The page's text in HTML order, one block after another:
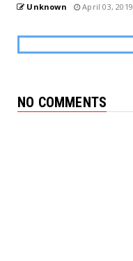
Unknown April 03, 2019
NO COMMENTS